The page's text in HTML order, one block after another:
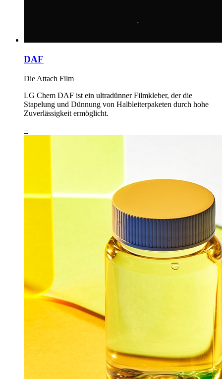
DAF
Die Attach Film
LG Chem DAF ist ein ultradünner Filmkleber, der die
Stapelung und Dünnung von Halbleiterpaketen durch hohe
Zuverlässigkeit ermöglicht.
+